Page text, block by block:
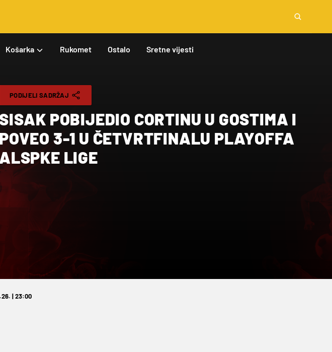
Košarka Rukomet Ostalo Sretne vijesti
PODIJELI SADRŽAJ
POBIJEDIO CORTINU U GOSTIMA I
POVEO 3-1 U ČETVRTFINALU PLAYOFFA
ALSPKE LIGE
| 23:00